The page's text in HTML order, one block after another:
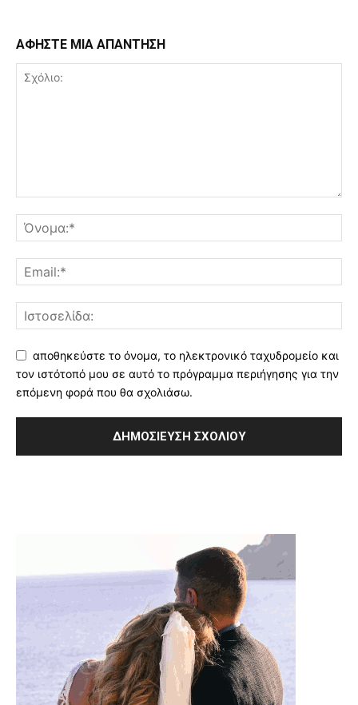
ΑΦΗΣΤΕ ΜΙΑ ΑΠΑΝΤΗΣΗ
αποθηκεύστε το όνομα, το ηλεκτρονικό ταχυδρομείο και
τον ιστότοπό μου σε αυτό το πρόγραμμα περιήγησης για την
επόμενη φορά που θα σχολιάσω.